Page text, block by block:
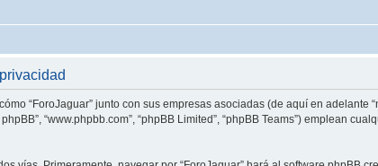
“ForoJaguar” junto con sus empresas asociadas (de aquí en adelante
phpBB”, “www.phpbb.com”, “phpBB Limited”, “phpBB Teams”) emplean